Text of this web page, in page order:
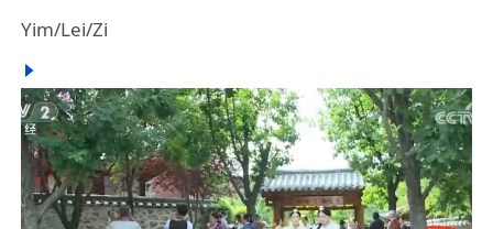
Yim/Lei/Zi